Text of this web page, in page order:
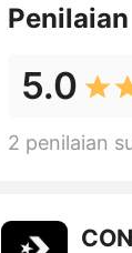
Penilaian
5.0
2 penilaian